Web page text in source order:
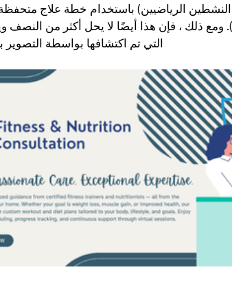
النشطين الرياضيين) باستخدام خطة علاج متحفظة
ومع ذلك ، فإن هذا أيضًا لا يحل أكثر من النصف
التي تم اكتشافها بواسطة التصوير